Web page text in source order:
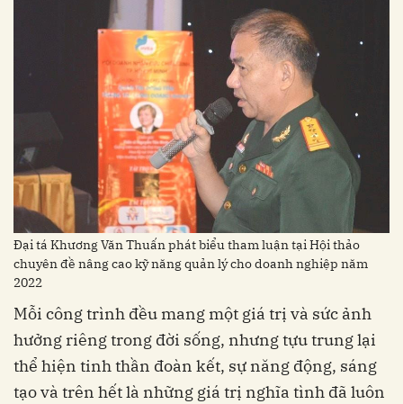
Đại tá Khương Văn Thuấn phát biểu tham luận tại Hội thảo
chuyên đề nâng cao kỹ năng quản lý cho doanh nghiệp năm
2022
Mỗi công trình đều mang một giá trị và sức ảnh
hưởng riêng trong đời sống, nhưng tựu trung lại
thể hiện tinh thần đoàn kết, sự năng động, sáng
tạo và trên hết là những giá trị nghĩa tình đã luôn